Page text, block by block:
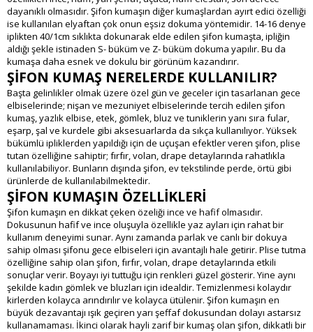
dayanıklı olmasıdır. Şifon kumaşın diğer kumaşlardan ayırt edici özelliği
ise kullanılan elyaftan çok onun eşsiz dokuma yöntemidir. 14-16 denye
iplikten 40/1cm sıklıkta dokunarak elde edilen şifon kumaşta, ipliğin
aldığı şekle istinaden S- büküm ve Z- büküm dokuma yapılır. Bu da
kumaşa daha esnek ve dokulu bir görünüm kazandırır.
ŞİFON KUMAŞ NERELERDE KULLANILIR?
Başta gelinlikler olmak üzere özel gün ve geceler için tasarlanan gece
elbiselerinde; nişan ve mezuniyet elbiselerinde tercih edilen şifon
kumaş, yazlık elbise, etek, gömlek, bluz ve tuniklerin yanı sıra fular,
eşarp, şal ve kurdele gibi aksesuarlarda da sıkça kullanılıyor. Yüksek
bükümlü ipliklerden yapıldığı için de uçuşan efektler veren şifon, plise
tutan özelliğine sahiptir; fırfır, volan, drape detaylarında rahatlıkla
kullanılabiliyor. Bunların dışında şifon, ev tekstilinde perde, örtü gibi
ürünlerde de kullanılabilmektedir.
ŞİFON KUMAŞIN ÖZELLİKLERİ
Şifon kumaşın en dikkat çeken özeliği ince ve hafif olmasıdır.
Dokusunun hafif ve ince oluşuyla özellikle yaz ayları için rahat bir
kullanım deneyimi sunar. Aynı zamanda parlak ve canlı bir dokuya
sahip olması şifonu gece elbiseleri için avantajlı hale getirir. Plise tutma
özelliğine sahip olan şifon, fırfır, volan, drape detaylarında etkili
sonuçlar verir. Boyayı iyi tuttuğu için renkleri güzel gösterir. Yine aynı
şekilde kadın gömlek ve bluzları için idealdir. Temizlenmesi kolaydır
kirlerden kolayca arındırılır ve kolayca ütülenir. Şifon kumaşın en
büyük dezavantajı ışık geçiren yarı şeffaf dokusundan dolayı astarsız
kullanamaması. İkinci olarak hayli zarif bir kumaş olan şifon, dikkatli bir